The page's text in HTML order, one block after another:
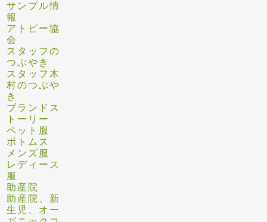
サンプル情
報
アトピー協
会
スタッフの
つぶやき
スタッフ木
村のつぶや
き
ブランドス
トーリー
ペット服
ボトムス
メンズ服
レディース
服
助産院
助産院、新
生児、オー